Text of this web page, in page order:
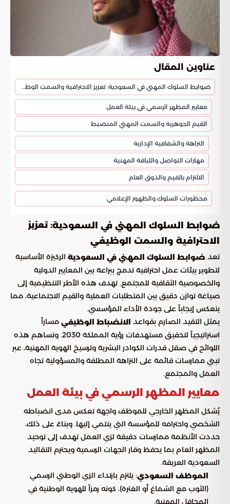
عناوين المقال
ضوابط السلوك المهني في السعودية: تعزيز الاحترافية والسمت الوظيفي
معايير المظهر الرسمي في بيئة العمل
القيم الجوهرية والسمت المهني المنضبط
النزاهة والشفافية الإدارية
مهارات التواصل واللباقة المهنية
الالتزام بالقيم والذوق العام
محظورات السلوك والظهور الإعلامي
ضوابط السلوك المهني في السعودية: تعزيز
الاحترافية والسمت الوظيفي
تعد ضوابط السلوك المهني في السعودية الركيزة الأساسية
لتطوير بيئات عمل احترافية تدمج ببراعة بين المعايير الدولية
والخصوصية الثقافية للمجتمع. تهدف هذه الأطر التنظيمية إلى
صياغة توازن دقيق بين المتطلبات العملية والقيم الاجتماعية، مما
ينعكس إيجاباً على جودة الأداء المؤسسي.
يمثل التقيد الصارم بقواعد الانضباط الوظيفي مساراً
استراتيجياً لتحقيق مستهدفات رؤية المملكة 2030. وتساهم هذه
اللوائح في صقل قدرات الكوادر البشرية وترسيخ الهوية المهنية، عبر
تبني ممارسات قائمة على النزاهة المطلقة والمسؤولية تجاه
العمل والمجتمع.
معايير المظهر الرسمي في بيئة العمل
يُشكل المظهر الخارجي للموظف واجهة تعكس مدى انضباطه
الشخصي واحترامه للمؤسسة التي ينتمي إليها. وبناءً على ذلك،
حددت الأنظمة ممارسات دقيقة لزي العمل تهدف إلى توحيد
المظهر العام بما يحفظ وقار الجهات الرسمية ويحترم التقاليد
السعودية العريقة.
الموظف السعودي: يلتزم بارتداء الزي الوطني الرسمي
(الثوب مع الشماغ أو الغترة)، كونه رمزاً للهوية الوطنية في
المحافل المهنية.